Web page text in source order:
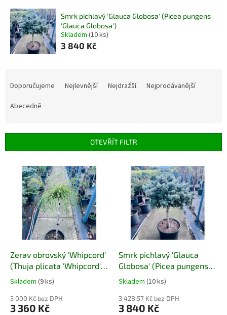
Smrk pichlavý 'Glauca Globosa' (Picea pungens
'Glauca Globosa')
Skladem (10 ks)
3 840 Kč
r
Doporučujeme Nejlevnější Nejdražší
Nejprodávanější
Abecedně
OTEVŘÍT FILTR
Zerav obrovský 'Whipcord'
(Thuja plicata 'Whipcord')
– kmínek
Skladem (9 ks)
3 000 Kč bez DPH
3 360 Kč
Smrk pichlavý 'Glauca
Globosa' (Picea pungens
'Glauca Globosa')
Skladem (10 ks)
3 428,57 Kč bez DPH
3 840 Kč